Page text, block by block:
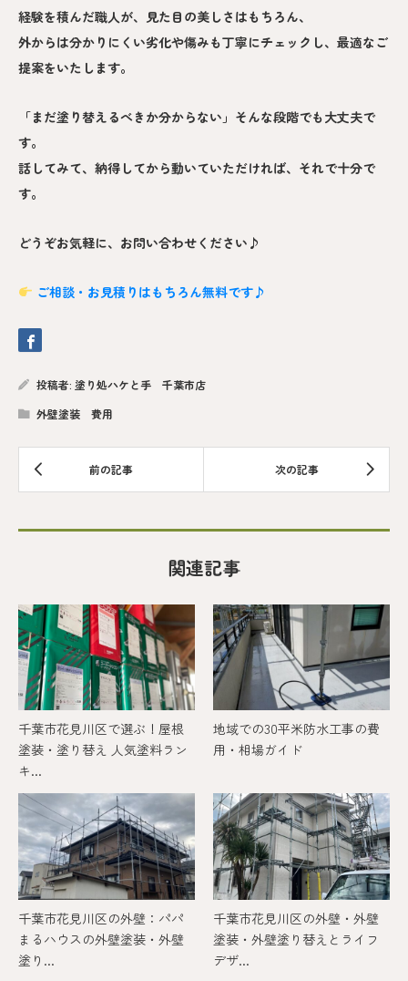
経験を積んだ職人が、見た目の美しさはもちろん、
外からは分かりにくい劣化や傷みも丁寧にチェックし、最適なご
提案をいたします。
「まだ塗り替えるべきか分からない」そんな段階でも大丈夫で
す。
話してみて、納得してから動いていただければ、それで十分で
す。
どうぞお気軽に、お問い合わせください♪
ご相談・お見積りはもちろん無料です♪
投稿者: 塗り処ハケと手 千葉市店
外壁塗装 費用
関連記事
千葉市花見川区で選ぶ！屋根
塗装・塗り替え 人気塗料ラン
キ...
地域での30平米防水工事の費
用・相場ガイド
千葉市花見川区の外壁：パパ
まるハウスの外壁塗装・外壁
塗り...
千葉市花見川区の外壁・外壁
塗装・外壁塗り替えとライフ
デザ...